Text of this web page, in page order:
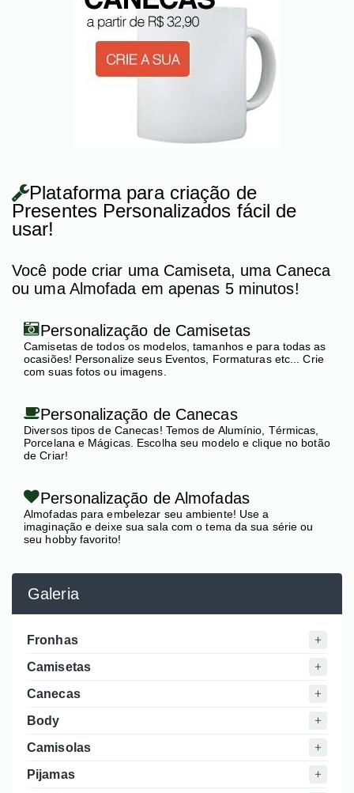
Plataforma para criação de
Presentes Personalizados fácil de
usar!
Você pode criar uma Camiseta, uma Caneca
ou uma Almofada em apenas 5 minutos!
Personalização de Camisetas
Camisetas de todos os modelos, tamanhos e para todas as
ocasiões! Personalize seus Eventos, Formaturas etc... Crie
com suas fotos ou imagens.
Personalização de Canecas
Diversos tipos de Canecas! Temos de Alumínio, Térmicas,
Porcelana e Mágicas. Escolha seu modelo e clique no botão
de Criar!
Personalização de Almofadas
Almofadas para embelezar seu ambiente! Use a
imaginação e deixe sua sala com o tema da sua série ou
seu hobby favorito!
Galeria
Fronhas
Camisetas
Canecas
Body
Camisolas
Pijamas